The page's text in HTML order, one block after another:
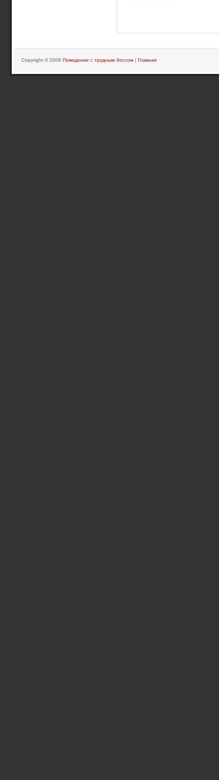
Copyright © 2009 Поведение с трудным боссом | Главная